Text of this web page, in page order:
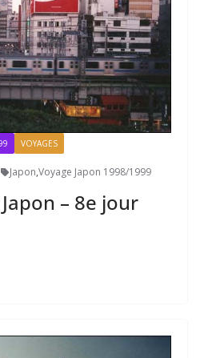
VOYAGES
Japon,Voyage Japon 1998/1999
– 8e jour